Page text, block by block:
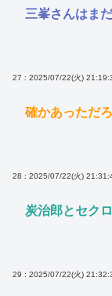
三峯さんはま
27 : 2025/07/22(火)
確かあっただ
28 : 2025/07/22(火)
炭治郎とセク
29 : 2025/07/22(火)